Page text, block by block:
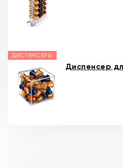
ДИСПЕНСЕРЫ
Диспенсер